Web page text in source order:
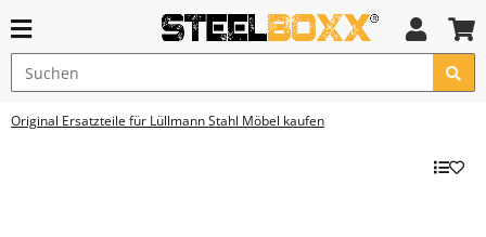
Original Ersatzteile für Lüllmann Stahl Möbel kaufen